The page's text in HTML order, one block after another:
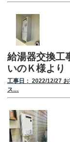
給湯器交換工
いのＫ様より
工事日： 2022/12/27
ス…